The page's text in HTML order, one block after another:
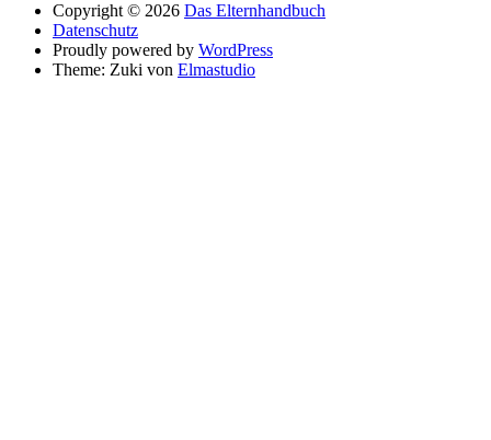
Copyright © 2026 Das Elternhandbuch
Datenschutz
Proudly powered by WordPress
Theme: Zuki von Elmastudio